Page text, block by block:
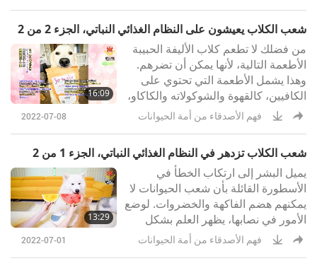
شعب الكلاب يعيشون على النظام الغذائي النباتي، الجزء 2 من 2
16:09
من فضلك لا تطعم كلاب الأليفة الحبيبة
الأطعمة التالية، لأنها يمكن أن تضرهم.
وهذا يشمل الأطعمة التي تحتوي على
الكافيين، كالقهوة والشوكولاته والكاكاو،
وأي شيء يحتوي على الإكسيليتول،
كالحلوى الخالية من السكر، والعنب
2022-07-08 فهم الأصدقاء من أمة الحيوانات
شعب الكلاب تزدهر في النظام الغذائي النباتي، الجزء 1 من 2
13:29
يميل البشر إلى ارتكاب الخطأ في
الأسطورة القائلة بأن شعب الحيوانات لا
يمكنهم هضم الفاكهة والخضروات. لوضع
الأمور في نصابها، يظهر العلم بشكل
واضح أنهم يهضمونها جيدًا.
2022-07-01 فهم الأصدقاء من أمة الحيوانات